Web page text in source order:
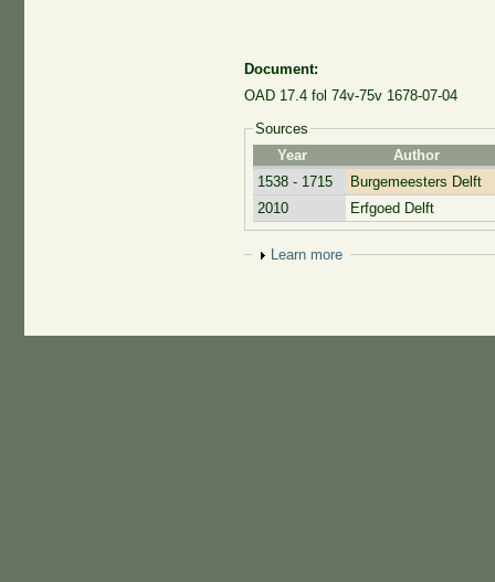
Document:
OAD 17.4 fol 74v-75v 1678-07-04
Sources
Year
Author
1538 - 1715
Burgemeesters Delft
2010
Erfgoed Delft
Show
Learn more